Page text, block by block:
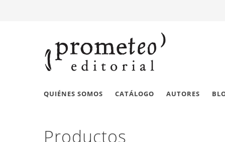
QUIÉNES SOMOS CATÁLOGO AUTORES
Productos